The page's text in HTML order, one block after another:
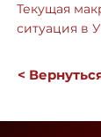
Текущая
ситуация в
<